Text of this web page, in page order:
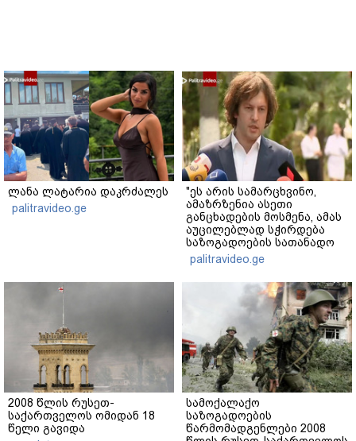
ლანა ლატარია დაკრძალეს
palitravideo.ge
"ეს არის სამარცხვინო,
ამაზრზენია ასეთი
განცხადების მოსმენა, ამას
აუცილებლად სჭირდება
საზოგადოების სათანადო
რეაქცია" - ირაკლი
კობახიძე
palitravideo.ge
2008 წლის რუსეთ-
საქართველოს ომიდან 18
წელი გავიდა
სამოქალაქო
საზოგადოების
წარმომადგენლები 2008